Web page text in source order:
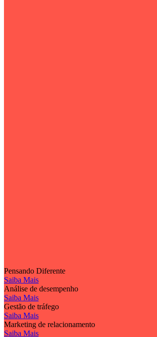
Pensando Diferente
Saiba Mais
Análise de desempenho
Saiba Mais
Gestão de tráfego
Saiba Mais
Marketing de relacionamento
Saiba Mais